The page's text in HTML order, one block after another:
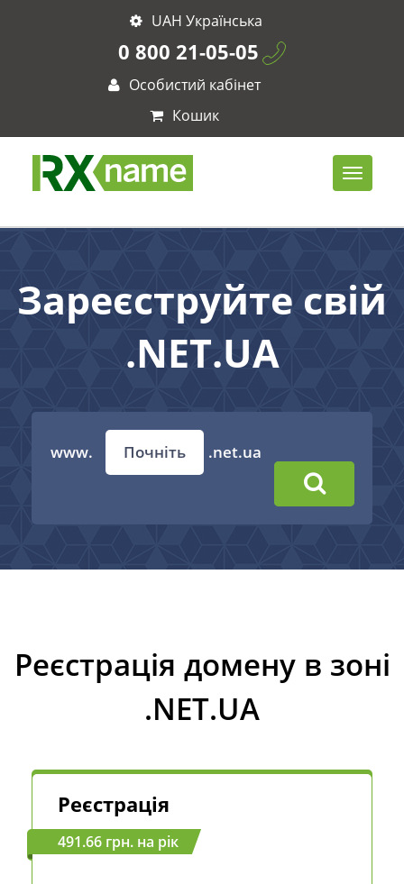
UAH Українська
0 800 21-05-05
Особистий кабінет
Кошик
Зареєструйте свій
.NET.UA
www. .net.ua
Реєстрація домену в зоні
.NET.UA
Реєстрація
491.66 грн. на рік